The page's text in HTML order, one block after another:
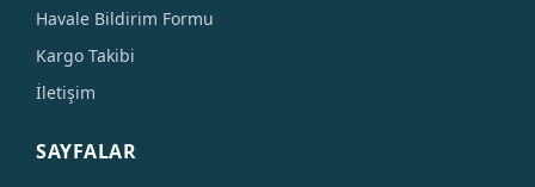
Havale Bildirim Formu
Kargo Takibi
İletişim
SAYFALAR